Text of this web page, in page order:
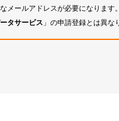
メールアドレスが必要になります。
タサービス 」の申請登録とは異な